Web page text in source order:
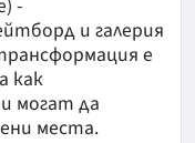
-
и галерия
е
как
могат да
места.